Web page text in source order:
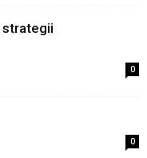
0
0